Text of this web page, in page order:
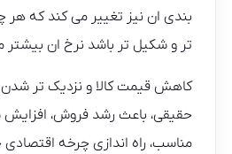
بندی ان نیز تغییر می کند که
تر و شکیل تر باشد نرخ ان
کاهش قیمت کالا و نزدیک تر
حقیقی، باعث رشد فروش، افزایش
مناسب، راه اندازی چرخه